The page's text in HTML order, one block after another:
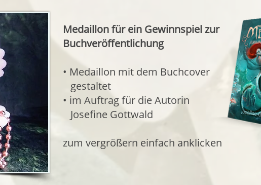
Medaillon für ein Gewinnspiel zur
Buchveröffentlichung
• Medaillon mit dem Buchcover
gestaltet
​• im Auftrag für die Autorin
Josefine Gottwald
zum vergrößern einfach anklicken